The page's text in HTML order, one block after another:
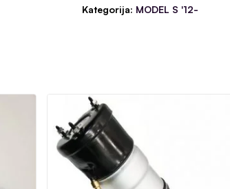
Kategorija: MODEL S '12-